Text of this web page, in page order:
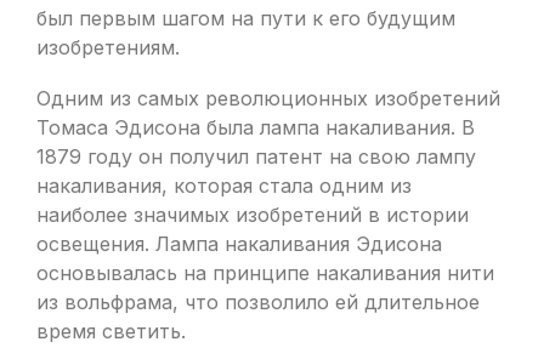
был первым шагом на пути к его будущим
изобретениям.
Одним из самых революционных изобретений
Томаса Эдисона была лампа накаливания. В
1879 году он получил патент на свою лампу
накаливания, которая стала одним из
наиболее значимых изобретений в истории
освещения. Лампа накаливания Эдисона
основывалась на принципе накаливания нити
из вольфрама, что позволило ей длительное
время светить.